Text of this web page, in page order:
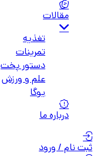
مقالات
تغذیه
تمرینات
دستور پخت
علم و ورزش
یوگا
درباره ما
ثبت نام / ورود